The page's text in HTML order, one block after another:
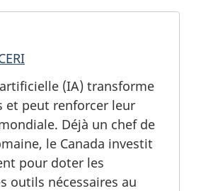
(IA) transforme
et peut renforcer leur
Déjà un chef de
le Canada investit
pour doter les
outils nécessaires au